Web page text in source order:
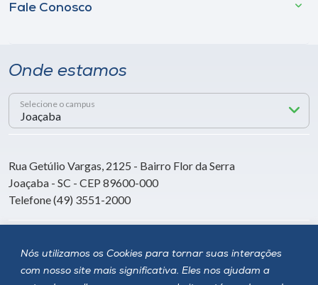
Nós utilizamos os Cookies para tornar suas interações
com nosso site mais significativa. Eles nos ajudam a
Fale Conosco
Onde estamos
Selecione o campus
Rua Getúlio Vargas, 2125 - Bairro Flor da Serra
Joaçaba - SC - CEP 89600-000
Telefone (49) 3551-2000
Siga a Unoesc